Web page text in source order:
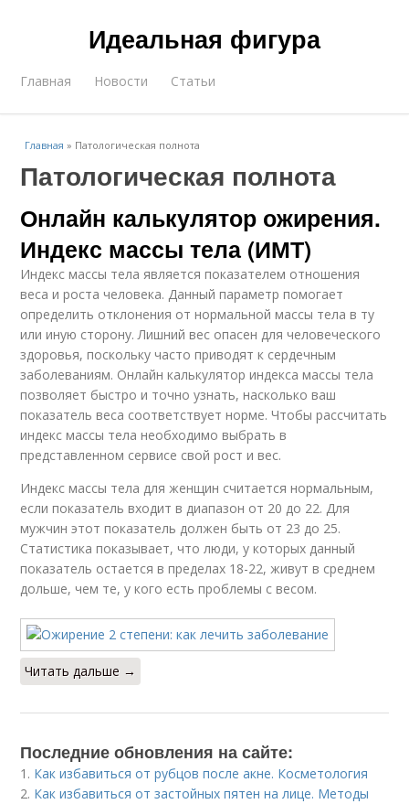
Идеальная фигура
Главная Новости Статьи
Главная » Патологическая полнота
Патологическая полнота
Онлайн калькулятор ожирения.
Индекс массы тела (ИМТ)
Индекс массы тела является показателем отношения
веса и роста человека. Данный параметр помогает
определить отклонения от нормальной массы тела в ту
или иную сторону. Лишний вес опасен для человеческого
здоровья, поскольку часто приводят к сердечным
заболеваниям. Онлайн калькулятор индекса массы тела
позволяет быстро и точно узнать, насколько ваш
показатель веса соответствует норме. Чтобы рассчитать
индекс массы тела необходимо выбрать в
представленном сервисе свой рост и вес.
Индекс массы тела для женщин считается нормальным,
если показатель входит в диапазон от 20 до 22. Для
мужчин этот показатель должен быть от 23 до 25.
Статистика показывает, что люди, у которых данный
показатель остается в пределах 18-22, живут в среднем
дольше, чем те, у кого есть проблемы с весом.
Читать дальше →
Последние обновления на сайте:
1. Как избавиться от рубцов после акне. Косметология
2. Как избавиться от застойных пятен на лице. Методы